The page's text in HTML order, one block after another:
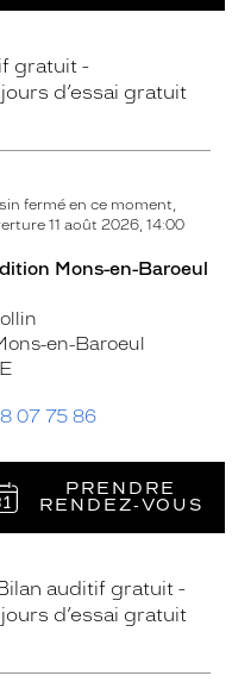
gratuit
d’essai gratuit
fermé en ce moment,
11 août 2026, 14:00
Mons-en-Baroeul
en-Baroeul
07 75 86
PRENDRE
RENDEZ‑VOUS
auditif gratuit
d’essai gratuit